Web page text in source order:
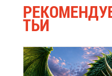
ТЬИ